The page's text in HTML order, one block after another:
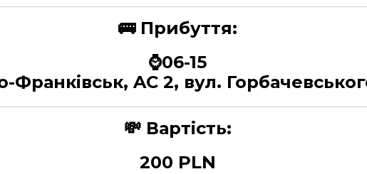
🚌 Прибуття:
⌚06-15
Франківськ, AC 2, вул.
💸 Вартість:
200 PLN